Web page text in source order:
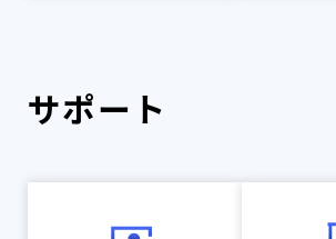
サポート